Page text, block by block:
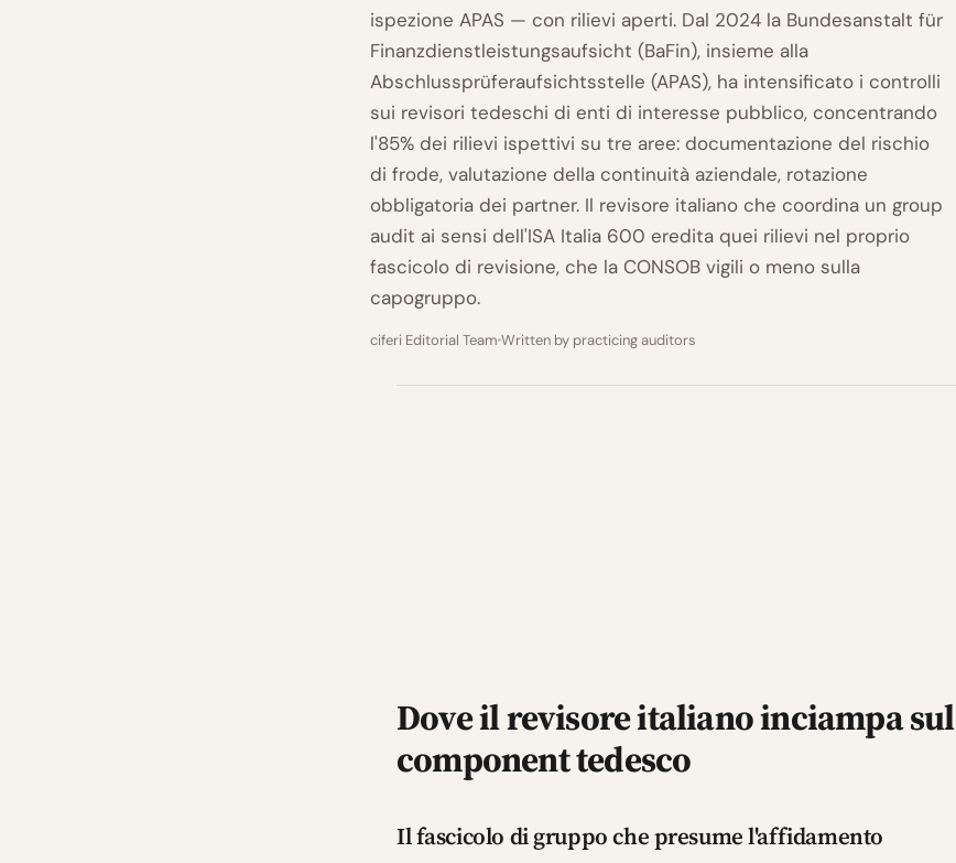
ispezione APAS — con rilievi aperti. Dal 2024 la Bundesanstalt für
Finanzdienstleistungsaufsicht (BaFin), insieme alla
Abschlussprüferaufsichtsstelle (APAS), ha intensificato i controlli
sui revisori tedeschi di enti di interesse pubblico, concentrando
l'85% dei rilievi ispettivi su tre aree: documentazione del rischio
di frode, valutazione della continuità aziendale, rotazione
obbligatoria dei partner. Il revisore italiano che coordina un group
audit ai sensi dell'ISA Italia 600 eredita quei rilievi nel proprio
fascicolo di revisione, che la CONSOB vigili o meno sulla
capogruppo.
ciferi Editorial Team Written by practicing auditors
Dove il revisore italiano inciampa sul
component tedesco
Il fascicolo di gruppo che presume l'affidamento